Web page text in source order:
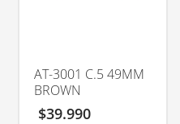
AT-3001 C.5 49MM
BROWN
$39.990